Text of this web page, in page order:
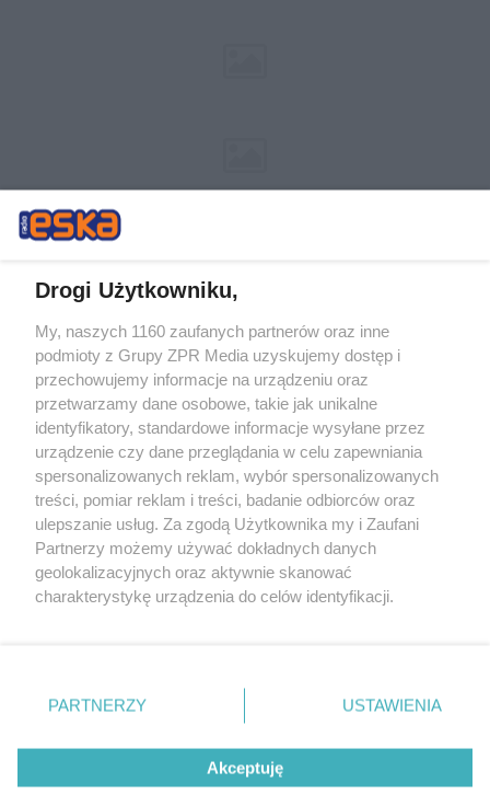
Żaden utwór zamieszczony w serwisie nie może być powielany i
rozpowszechniany lub dalej rozpowszechniany w jakikolwiek sposób (w
tym także elektroniczny lub mechaniczny) na jakimkolwiek polu
eksploatacji w jakiejkolwiek formie, włącznie z umieszczaniem w
Internecie bez pisemnej zgody właściciela praw. Jakiekolwiek użycie lub
wykorzystanie utworów w całości lub w części z naruszeniem prawa,
tzn. bez właściwej zgody, jest zabronione pod groźbą kary i może być
ścigane prawnie.
© 2026 Grupa ZPR Media
Drogi Użytkowniku,
My, naszych 1160 zaufanych partnerów oraz inne
podmioty z Grupy ZPR Media uzyskujemy dostęp i
przechowujemy informacje na urządzeniu oraz
przetwarzamy dane osobowe, takie jak unikalne
identyfikatory, standardowe informacje wysyłane przez
urządzenie czy dane przeglądania w celu zapewniania
spersonalizowanych reklam, wybór spersonalizowanych
treści, pomiar reklam i treści, badanie odbiorców oraz
ulepszanie usług. Za zgodą Użytkownika my i Zaufani
Partnerzy możemy używać dokładnych danych
geolokalizacyjnych oraz aktywnie skanować
charakterystykę urządzenia do celów identyfikacji.
zmienić/wycofać klikając przycisk ustawień prywatności
znajdujący się w lewym dolnym rogu strony
rodzaje przetwarzania danych nie wymagają zgody
użytkownika, ale masz prawo sprzeciwić się takiemu
PARTNERZY USTAWIENIA
Akceptuję